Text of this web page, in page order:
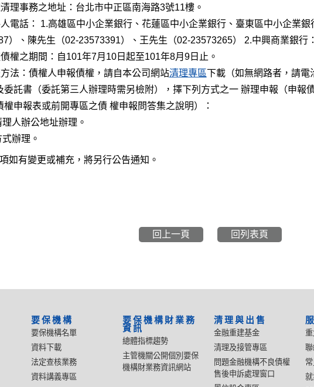
理事務之地址：台北市中正區南海路3號11樓。
電話： 1.高雄區中小企業銀行、花蓮區中小企業銀行、臺東區中小企業
）、陳先生（02-23573391）、王先生（02-23573265） 2.中興商業銀行
權之期間：自101年7月10日起至101年8月9日止。
法：債權人申報債權，請自本公司網站清理專區下載（如無網路者，請電
委託書（委託第三人辦理時需另檢附），擇下列方式之一 辦理申報（申報
權申報表或前開專區之債 權申報問答集之說明）：
人辦公地址辦理。
辦理。
如有變更或補充，將另行公告通知。
回上一頁 回列表頁
要保機構
要保機構名單
資料下載
法定查核業務
資料講義專區
要保機構財業務
資訊
總體指標趨勢
主管機關公開個別要保
機構財業務資訊網站
清理與出售
金融重建基金
清理及接管專區
問題金融機構不良債權
售後申訴處理窗口